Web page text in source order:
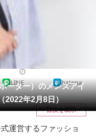
・育児
チ
ーター）のメンズアイ
2022年2月8日）
LINE hatena
目次を表示
運営するファッショ